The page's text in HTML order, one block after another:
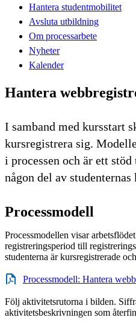
Hantera studentmobilitet
Avsluta utbildning
Om processarbete
Nyheter
Kalender
Hantera
I samband med kursstart
kursregistrera sig.
i processen och är ett
någon del av
Processmodell
Processmodellen visar
registreringsperiod till
studenterna är kursregistrerade
Processmodell: Hantera
Följ aktivitetsrutorna i bilden.
aktivitetsbeskrivningen som